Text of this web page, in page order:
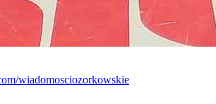
wiadomosciozorkowskie